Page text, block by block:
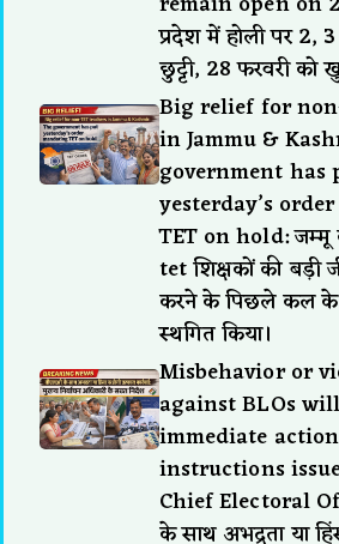
प्रदेश में होली पर 2,
छुट्टी, 28 फरवरी
Big relief for
in Jammu &
government has
yesterday’s
TET on hold: जम्मू
tet शिक्षकों की बड़ी
करने के पिछले कल
स्थगित किया।
Misbehavior or
against BLOs
immediate
instructions
Chief Electoral
के साथ अभद्रता या